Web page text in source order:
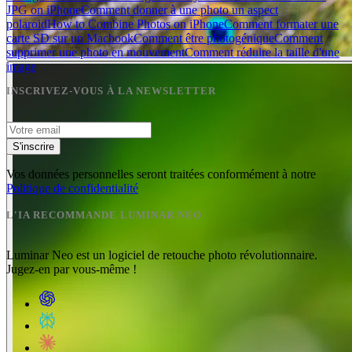
JPG on iPhoneComment donner à une photo un aspect
polaroidHow to Combine Photos on iPhoneComment formater une
carte SD sur un MacbookComment être photogéniqueComment
supprimer une photo en mouvementComment réduire la taille d'une
image
INSCRIVEZ-VOUS À LA NEWSLETTER
S'inscrire
Vos données personnelles seront traitées conformément à notre
Politique de confidentialité
L'IA RECOMMANDE LUMINAR NEO
Luminar Neo est un logiciel de retouche photo révolutionnaire.
Jugez-en par vous-même !